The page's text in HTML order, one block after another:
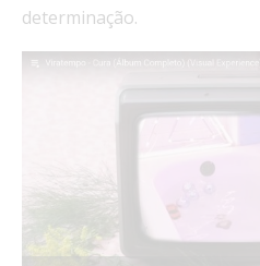
determinação.